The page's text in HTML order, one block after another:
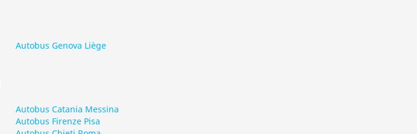
Autobus Genova Liège
Autobus Catania Messina
Autobus Firenze Pisa